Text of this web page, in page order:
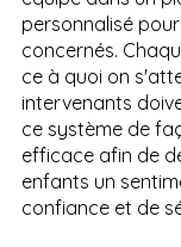
personnalisé
concernés.
ce à quoi on
intervenants
ce système de
efficace afin de
enfants un
confiance et de